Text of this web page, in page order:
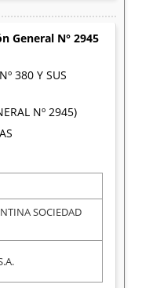
General N° 2945
380 Y SUS
Nº 2945)
SOCIEDAD